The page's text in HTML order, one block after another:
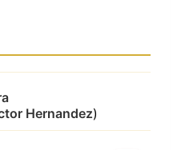
Hernandez)